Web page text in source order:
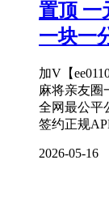
置顶 一
一块一
加V【
麻将亲友圈
全网最公平
签约正规
2026-05-16